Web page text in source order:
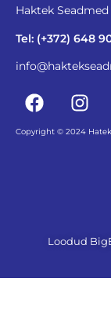
Haktek Seadmed
Tel: (+372) 648
Copyright © 2024
Loodud